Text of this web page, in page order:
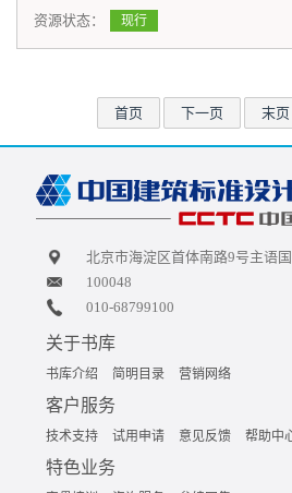
资源状态： 现行
首页 下一页 末页
北京市海淀区首体南路9号主语
100048
010-68799100
关于书库
书库介绍 简明目录 营销网络
客户服务
技术支持 试用申请 意见反馈 帮助中
特色业务